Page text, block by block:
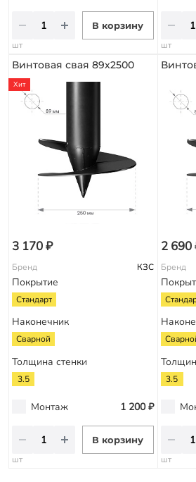
В корзину
шт шт
Винтовая свая 89х2500
Хит
3 170 ₽
Бренд КЗС
Покрытие
Стандарт
Наконечник
Сварной
Толщина стенки
3.5
Монтаж 1 200 ₽
В корзину
шт
2 690
Бренд
3.5
шт